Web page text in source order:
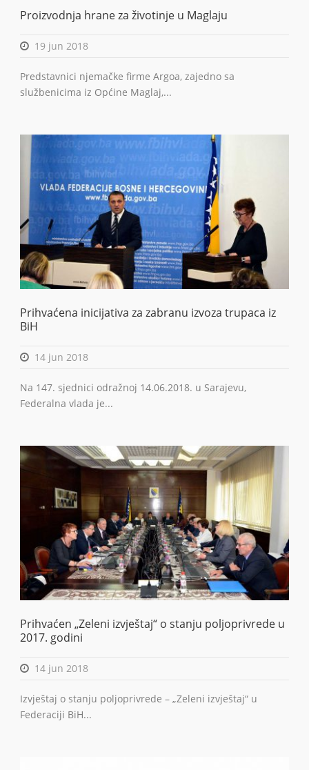
Proizvodnja hrane za životinje u Maglaju
19 jun 2018
Predstavnici njemačke firme Argoa, zajedno sa
službenicima iz Općine Maglaj,...
Prihvaćena inicijativa za zabranu izvoza trupaca iz
BiH
14 jun 2018
Na 147. sjednici odražnoj 14.06.2018. u Sarajevu,
Federalna vlada je...
Prihvaćen „Zeleni izvještaj“ o stanju poljoprivrede u
2017. godini
14 jun 2018
Izvještaj o stanju poljoprivrede – „Zeleni izvještaj“ u
Federaciji BiH...